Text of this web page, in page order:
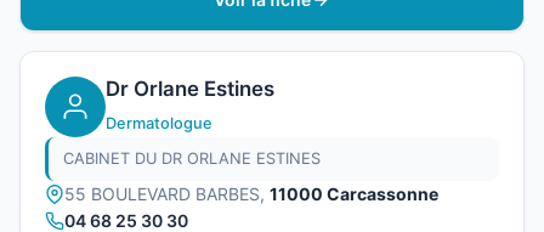
Dr Orlane Estines
Dermatologue
CABINET DU DR ORLANE ESTINES
55 BOULEVARD BARBES, 11000 Carcassonne
04 68 25 30 30